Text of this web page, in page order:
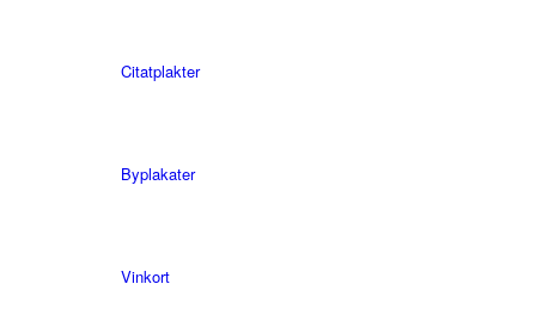
Citatplakter
Byplakater
Vinkort